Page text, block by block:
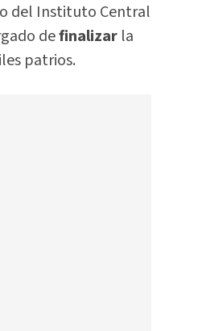
del Instituto Central
definalizar la
patrios.